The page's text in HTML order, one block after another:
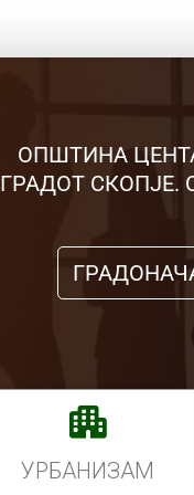
ОПШТИНА
ГРАДОТ СКОПЈЕ.
УРБАНИЗАМ